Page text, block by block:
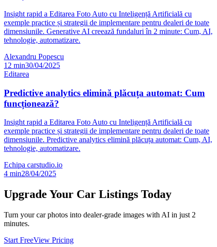
Insight rapid a Editarea Foto Auto cu Inteligență Artificială cu
exemple practice și strategii de implementare pentru dealeri de toate
dimensiunile. Generative AI creează fundaluri în 2 minute: Cum, AI,
tehnologie, automatizare.
Alexandru Popescu
12 min30/04/2025
Editarea
Predictive analytics elimină plăcuța automat: Cum
funcționează?
Insight rapid a Editarea Foto Auto cu Inteligență Artificială cu
exemple practice și strategii de implementare pentru dealeri de toate
dimensiunile. Predictive analytics elimină plăcuța automat: Cum, AI,
tehnologie, automatizare.
Echipa carstudio.io
4 min28/04/2025
Upgrade Your Car Listings Today
Turn your car photos into dealer-grade images with AI in just 2
minutes.
Start FreeView Pricing